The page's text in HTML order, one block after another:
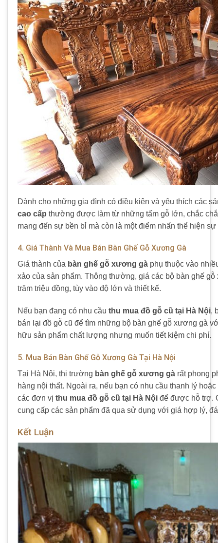
Dành cho những gia đình có điều kiện và yêu thích các
cao cấp thường được làm từ những tấm gỗ lớn, chắc
mang đến sự bền bỉ mà còn là một điểm nhấn thể hiện
4. Giá Thành Và Mua Bán Bàn Ghế Gỗ Xương Gà
Giá thành của bàn ghế gỗ xương gà phụ thuộc vào
xảo của sản phẩm. Thông thường, giá các bộ bàn ghế
trăm triệu đồng, tùy vào độ lớn và thiết kế.
Nếu bạn đang có nhu cầu thu mua đồ gỗ cũ tại Hà Nội,
bán lại đồ gỗ cũ để tìm những bộ bàn ghế gỗ xương gà
hữu sản phẩm chất lượng nhưng muốn tiết kiệm chi phí.
5. Mua Bán Bàn Ghế Gỗ Xương Gà Tại Hà Nội
Tại Hà Nội, thị trường bàn ghế gỗ xương gà rất phong
hàng nội thất. Ngoài ra, nếu bạn có nhu cầu thanh lý
các đơn vị thu mua đồ gỗ cũ tại Hà Nội để được hỗ trợ.
cung cấp các sản phẩm đã qua sử dụng với giá hợp lý,
Kết Luận